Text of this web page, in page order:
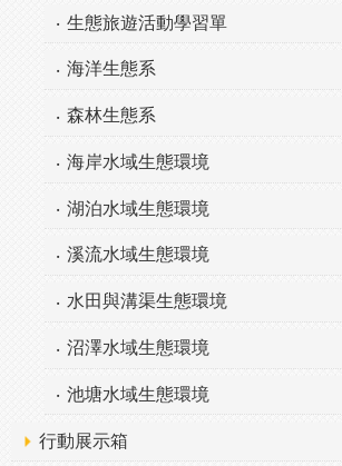
生態旅遊活動學習單
海洋生態系
森林生態系
海岸水域生態環境
湖泊水域生態環境
溪流水域生態環境
水田與溝渠生態環境
沼澤水域生態環境
池塘水域生態環境
行動展示箱